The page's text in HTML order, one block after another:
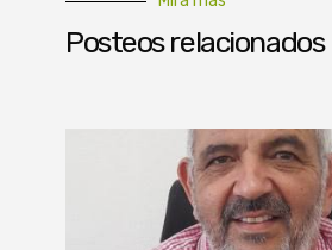
Posteos relacionados